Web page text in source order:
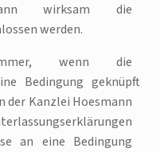
kann wirksam die
werden.
wenn die
Bedingung geknüpft
der Kanzlei Hoesmann
an eine Bedingung